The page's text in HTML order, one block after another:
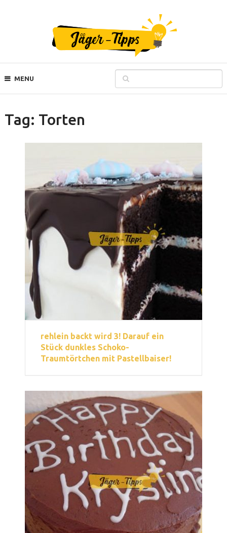
MENU
Tag: Torten
rehlein backt wird 3! Darauf ein
Stück dunkles Schoko-
Traumtörtchen mit Pastellbaiser!